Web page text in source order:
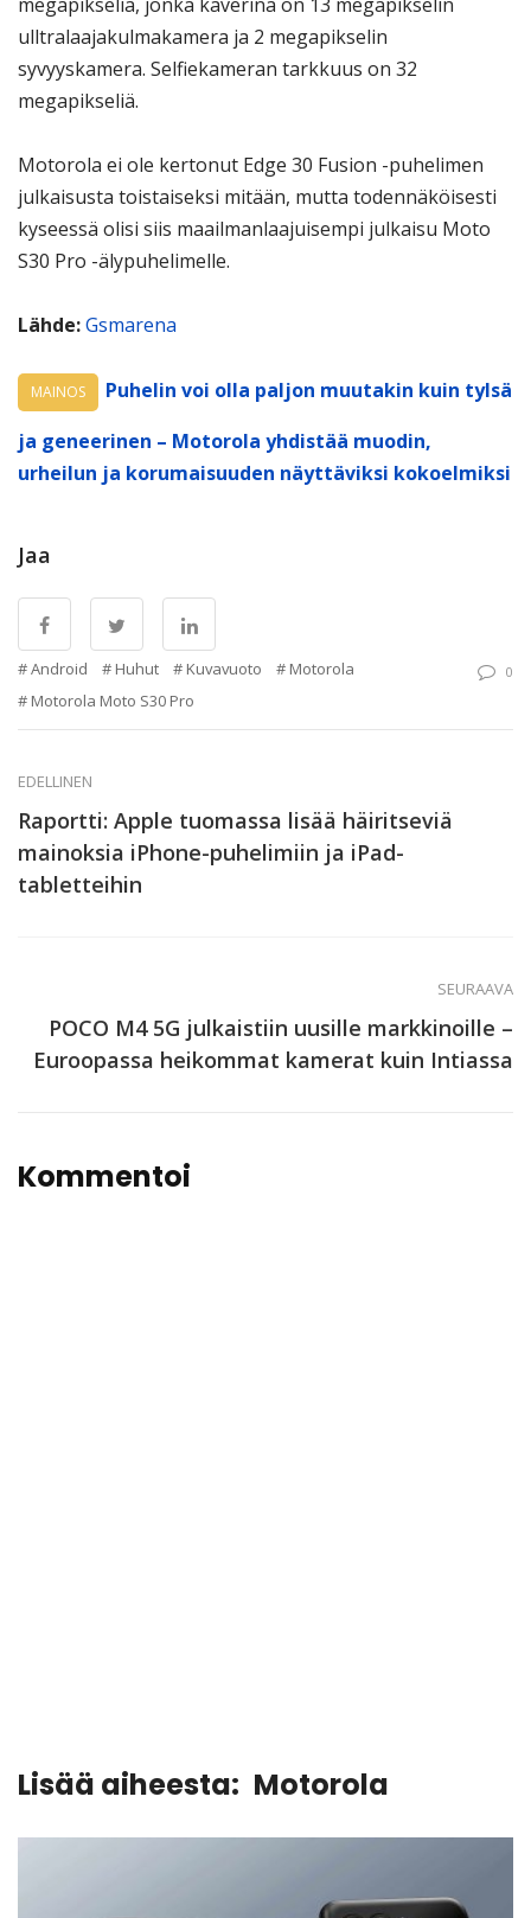
ulltralaajakulmakamera ja 2 megapikselin
syvyyskamera. Selfiekameran tarkkuus on 32
megapikseliä.
Motorola ei ole kertonut Edge 30 Fusion -puhelimen
julkaisusta toistaiseksi mitään, mutta todennäköisesti
kyseessä olisi siis maailmanlaajuisempi julkaisu Moto
S30 Pro -älypuhelimelle.
Lähde:Gsmarena
MAINOS
Puhelin voi olla paljon muutakin kuin tylsä
ja geneerinen – Motorola yhdistää muodin,
urheilun ja korumaisuuden näyttäviksi kokoelmiksi
Jaa
Android Huhut Kuvavuoto
Motorola
Motorola Moto S30 Pro
0
EDELLINEN
Raportti: Apple tuomassa lisää häiritseviä
mainoksia iPhone-puhelimiin ja iPad-
tabletteihin
SEURAAVA
POCO M4 5G julkaistiin uusille markkinoille –
Euroopassa heikommat kamerat kuin Intiassa
Kommentoi
Lisää aiheesta: Motorola